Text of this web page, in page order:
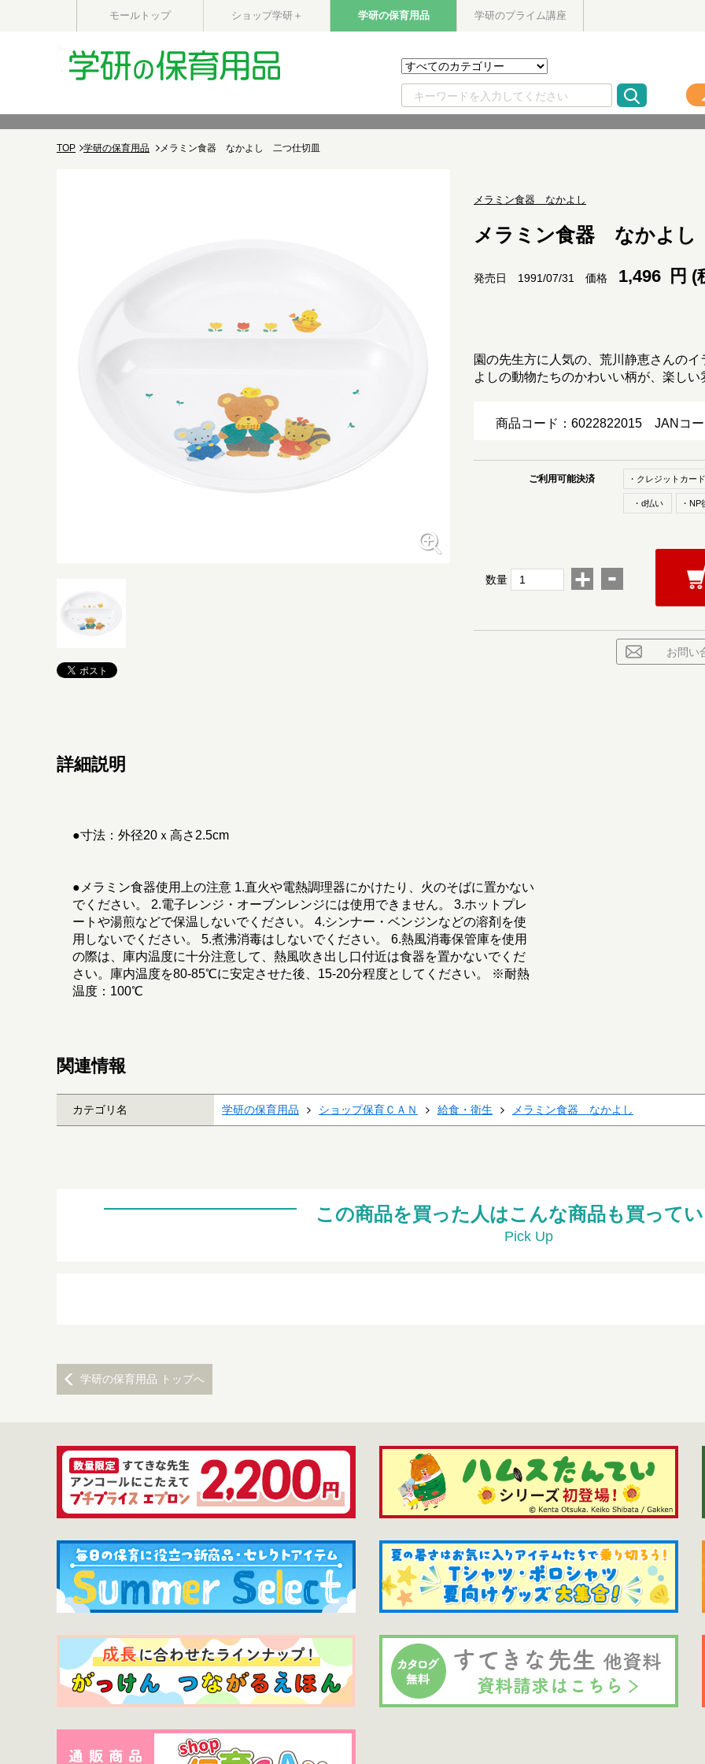
モールトップ ショップ学研＋ 学研の保育用品 学研のプライム講座
TOP 学研の保育用品 メラミン食器 なかよし 二つ仕切皿
メラミン食器 なかよし
メラミン食器 なかよ
発売日 1991/07/31 価格 1,496 円 (
園の先生方に人気の、荒川静恵さんの
よしの動物たちのかわいい柄が、楽し
商品コード：6022822015 JANコ
ご利用可能決済 ・クレジットカード
・d払い ・NP
数量 + -
お問い
詳細説明
●寸法：外径20ｘ高さ2.5cm
●メラミン食器使用上の注意 1.直火や電熱調理器にかけたり、火のそばに置かない
でください。 2.電子レンジ・オーブンレンジには使用できません。 3.ホットプレ
ートや湯煎などで保温しないでください。 4.シンナー・ベンジンなどの溶剤を使
用しないでください。 5.煮沸消毒はしないでください。 6.熱風消毒保管庫を使用
の際は、庫内温度に十分注意して、熱風吹き出し口付近は食器を置かないでくだ
さい。庫内温度を80-85℃に安定させた後、15-20分程度としてください。 ※耐熱
温度：100℃
関連情報
カテゴリ名 学研の保育用品 ショップ保育ＣＡＮ 給食・衛生 メラミン食器 なかよし
この商品を買った人はこんな商品も買って
Pick Up
学研の保育用品 トップへ